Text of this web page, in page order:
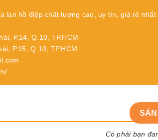
lan hồ điệp chất lượng cao, uy tín, giá rẻ nhất
P.14, Q.10, TP.HCM
P.15, Q.10, TP.HCM
Có phải bạn